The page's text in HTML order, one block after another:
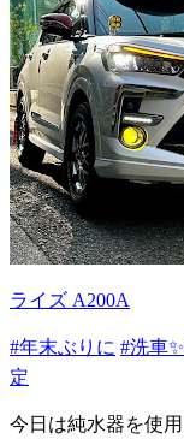
ライズ A200A
#年末ぶりに #洗車
定
今日は純水器を使